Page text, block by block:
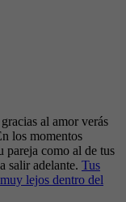
al amor verás
los momentos
pareja como al de tus
salir adelante. Tus
lejos dentro del